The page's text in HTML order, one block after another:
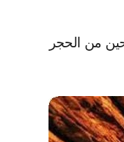
ويقع بين سفاحين من الحجر